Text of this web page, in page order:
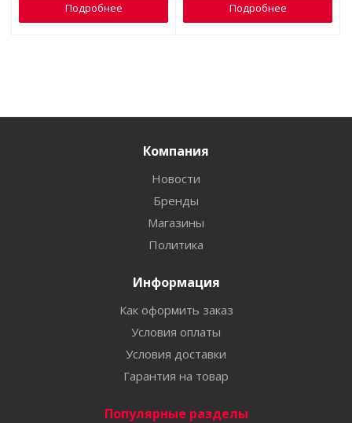
Подробнее Подробнее
Компания
Новости
Бренды
Магазины
Политика
Информация
Как оформить заказ
Условия оплаты
Условия доставки
Гарантия на товар
Популярные разделы